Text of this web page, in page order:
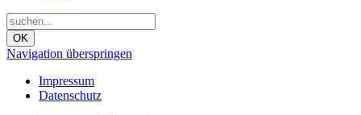
OK
Navigation überspringen
Impressum
Datenschutz